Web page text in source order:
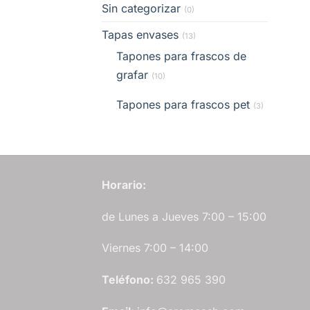
Sin categorizar (0)
Tapas envases (13)
Tapones para frascos de
grafar (10)
Tapones para frascos pet (3)
Horario:
de Lunes a Jueves 7:00 – 15:00
Viernes 7:00 – 14:00
Teléfono: 632 965 390